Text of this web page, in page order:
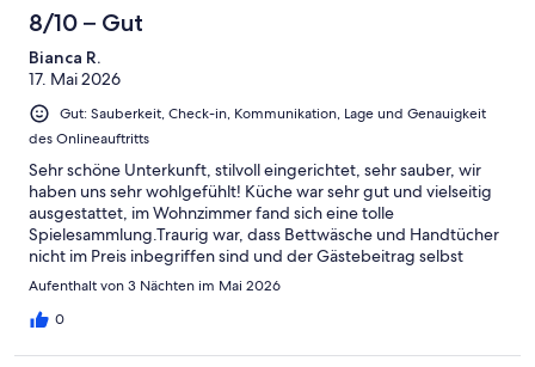
8/10 – Gut
Bianca R.
17. Mai 2026
Gut: Sauberkeit, Check-in, Kommunikation, Lage und Genauigkeit
des Onlineauftritts
Sehr schöne Unterkunft, stilvoll eingerichtet, sehr sauber, wir
haben uns sehr wohlgefühlt! Küche war sehr gut und vielseitig
ausgestattet, im Wohnzimmer fand sich eine tolle
Spielesammlung.Traurig war, dass Bettwäsche und Handtücher
nicht im Preis inbegriffen sind und der Gästebeitrag selbst
angemeldet werden muss, diesen Service hätten wir uns
beanstanden.
Aufenthalt von 3 Nächten im Mai 2026
0